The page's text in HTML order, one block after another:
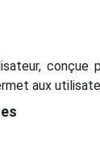
conçue
aux